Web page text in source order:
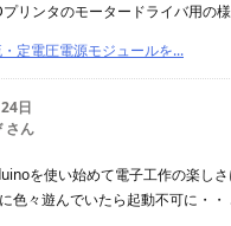
リンタのモータードライバ用の
定電圧電源モジュールを...
日
さん
を使い始めて電子工作の楽し
色々遊んでいたら起動不可に・・